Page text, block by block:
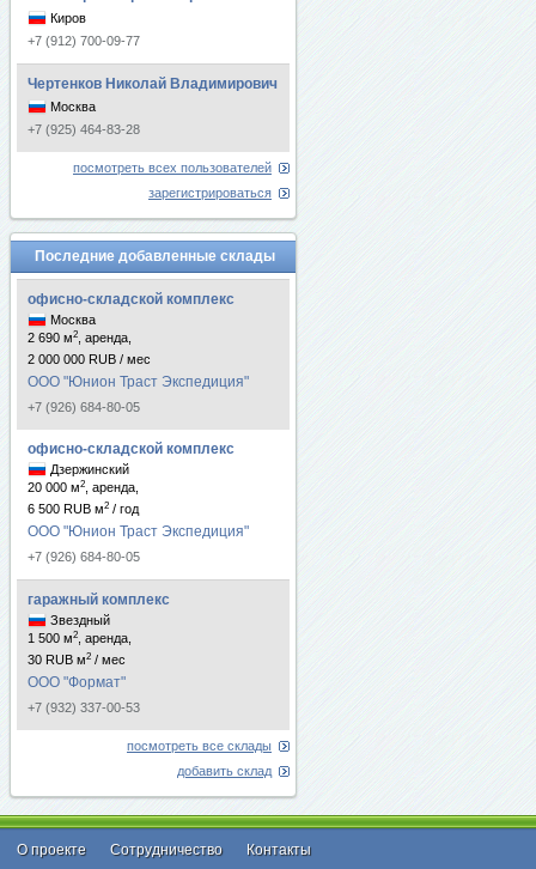
Киров
+7 (912) 700-09-77
Чертенков Николай Владимирович
Москва
+7 (925) 464-83-28
посмотреть всех пользователей
зарегистрироваться
Последние добавленные склады
офисно-складской комплекс
Москва
2 690 м2
, аренда,
2 000 000 RUB / мес
ООО "Юнион Траст Экспедиция"
+7 (926) 684-80-05
офисно-складской комплекс
Дзержинский
20 000 м2
, аренда,
6 500 RUB м2 / год
ООО "Юнион Траст Экспедиция"
+7 (926) 684-80-05
гаражный комплекс
Звездный
1 500 м2
, аренда,
30 RUB м2 / мес
ООО "Формат"
+7 (932) 337-00-53
посмотреть все склады
добавить склад
О проекте Cотрудничество Контакты